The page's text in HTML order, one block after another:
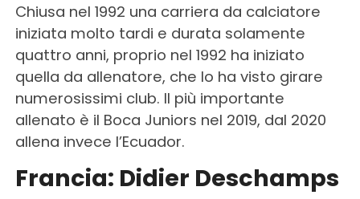
Chiusa nel 1992 una carriera da calciatore
iniziata molto tardi e durata solamente
quattro anni, proprio nel 1992 ha iniziato
quella da allenatore, che lo ha visto girare
numerosissimi club. Il più importante
allenato è il Boca Juniors nel 2019, dal 2020
allena invece l’Ecuador.
Francia: Didier Deschamps